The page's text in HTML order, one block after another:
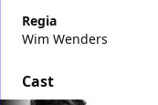
Regia
Wim Wenders
Cast